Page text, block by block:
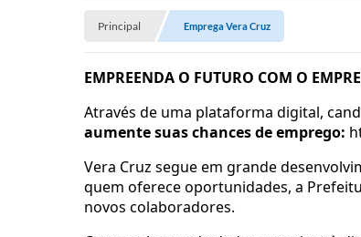
Principal Emprega Vera Cruz
EMPREENDA O FUTURO COM O
Através de uma plataforma digital,
aumente suas chances de emprego:
Vera Cruz segue em grande
quem oferece oportunidades, a
novos colaboradores.